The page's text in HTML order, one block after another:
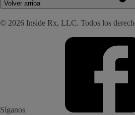
Volver arriba
© 2026 Inside Rx, LLC. Todos los
Síganos